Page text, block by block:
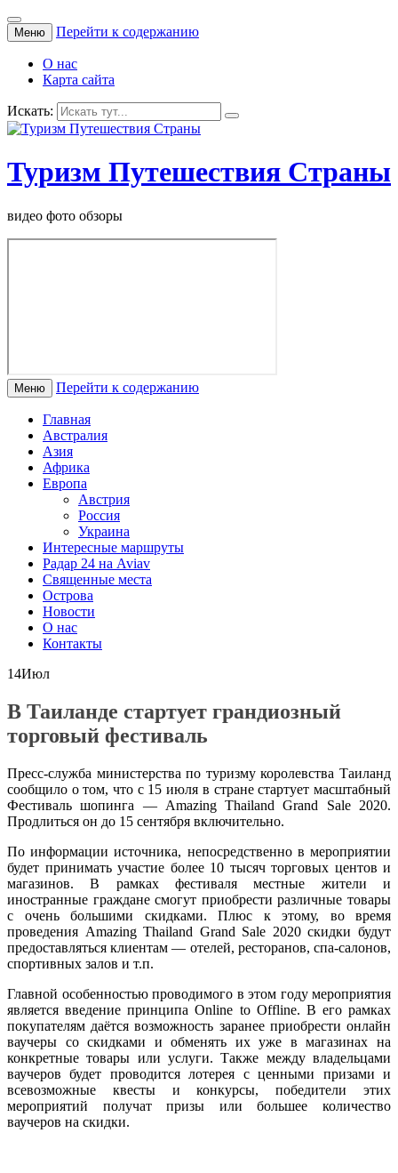
Меню Перейти к содержанию
О нас
Карта сайта
Искать:
Туризм Путешествия Страны
видео фото обзоры
Меню Перейти к содержанию
Главная
Австралия
Азия
Африка
Европа
Австрия
Россия
Украина
Интересные маршруты
Радар 24 на Aviav
Священные места
Острова
Новости
О нас
Контакты
14Июл
В Таиланде стартует грандиозный
торговый фестиваль
Пресс-служба министерства по туризму королевства Таиланд
сообщило о том, что с 15 июля в стране стартует масштабный
Фестиваль шопинга — Amazing Thailand Grand Sale 2020.
Продлиться он до 15 сентября включительно.
По информации источника, непосредственно в мероприятии
будет принимать участие более 10 тысяч торговых центов и
магазинов. В рамках фестиваля местные жители и
иностранные граждане смогут приобрести различные товары
с очень большими скидками. Плюс к этому, во время
проведения Amazing Thailand Grand Sale 2020 скидки будут
предоставляться клиентам — отелей, ресторанов, спа-салонов,
спортивных залов и т.п.
Главной особенностью проводимого в этом году мероприятия
является введение принципа Online to Offline. В его рамках
покупателям даётся возможность заранее приобрести онлайн
ваучеры со скидками и обменять их уже в магазинах на
конкретные товары или услуги. Также между владельцами
ваучеров будет проводится лотерея с ценными призами и
всевозможные квесты и конкурсы, победители этих
мероприятий получат призы или большее количество
ваучеров на скидки.